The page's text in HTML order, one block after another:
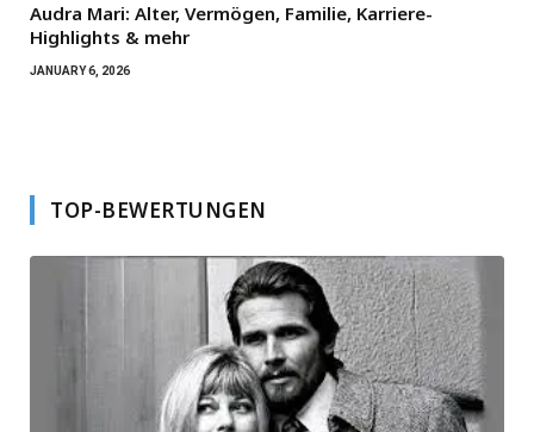
Audra Mari: Alter, Vermögen, Familie, Karriere-
Highlights & mehr
JANUARY 6, 2026
TOP-BEWERTUNGEN